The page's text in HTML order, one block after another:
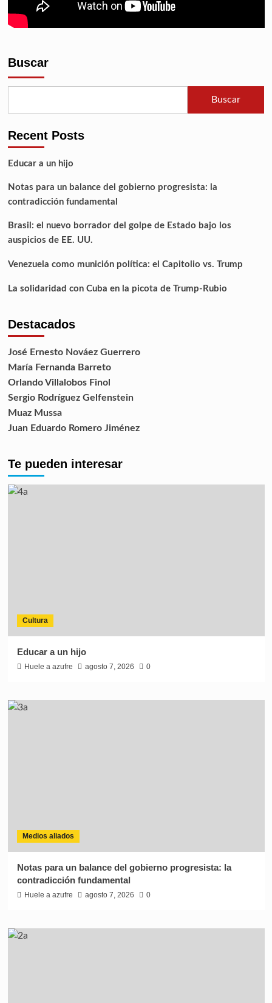
Buscar
Buscar
Recent Posts
Educar a un hijo
Notas para un balance del gobierno progresista: la
contradicción fundamental
Brasil: el nuevo borrador del golpe de Estado bajo los
auspicios de EE. UU.
Venezuela como munición política: el Capitolio vs. Trump
La solidaridad con Cuba en la picota de Trump-Rubio
Destacados
José Ernesto Nováez Guerrero
María Fernanda Barreto
Orlando Villalobos Finol
Sergio Rodríguez Gelfenstein
Muaz Mussa
Juan Eduardo Romero Jiménez
Te pueden interesar
Cultura
Educar a un hijo
Huele a azufre agosto 7, 2026 0
Medios aliados
Notas para un balance del gobierno progresista: la
contradicción fundamental
Huele a azufre agosto 7, 2026 0